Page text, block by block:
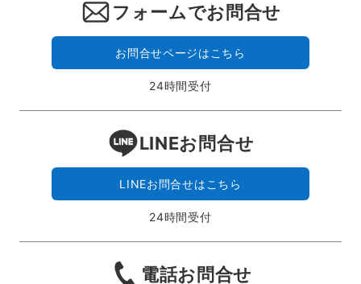
フォームでお問合せ
お問合せページはこちら
24時間受付
LINEお問合せ
LINEお問合せはこちら
24時間受付
電話お問合せ